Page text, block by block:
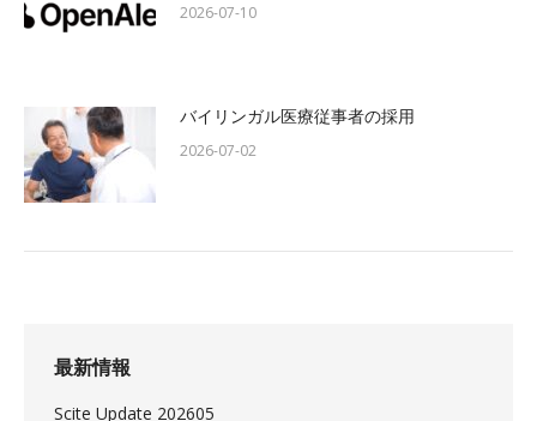
2026-07-10
バイリンガル医療従事者の採用
2026-07-02
最新情報
Scite Update 202605